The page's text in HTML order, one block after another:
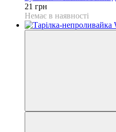
21 грн
Немає в наявності